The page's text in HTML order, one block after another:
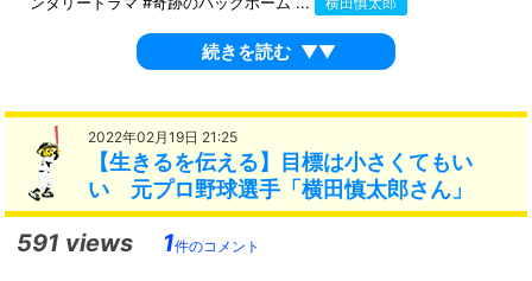
続きを読む ▼▼
2022年02月19日 21:25
【生きるを伝える】目標は小さくてもい
い 元プロ野球選手「横田慎太郎さん」
591 views 1件のコメント